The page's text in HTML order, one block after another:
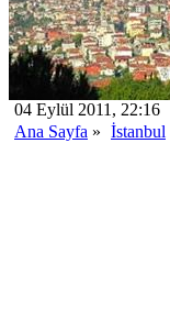
04 Eylül 2011, 22:16
Ana Sayfa » İstanbul